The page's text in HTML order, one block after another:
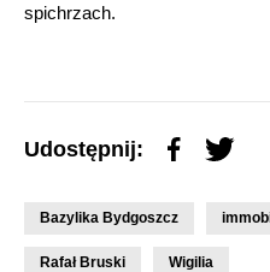
spichrzach.
Udostępnij:
Bazylika Bydgoszcz
Rafał Bruski Wigilia